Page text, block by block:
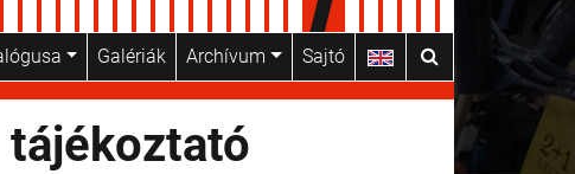
Galériák Archívum Sajtó
tájékoztató